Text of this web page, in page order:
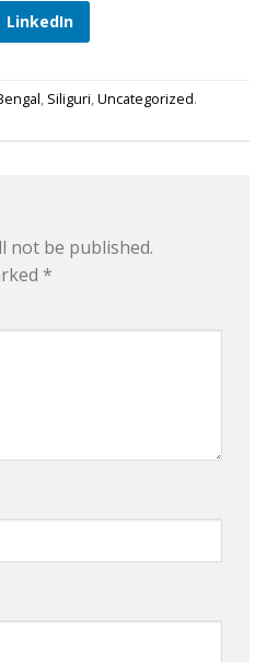
LinkedIn
, Siliguri,Uncategorized.
not be published.
*